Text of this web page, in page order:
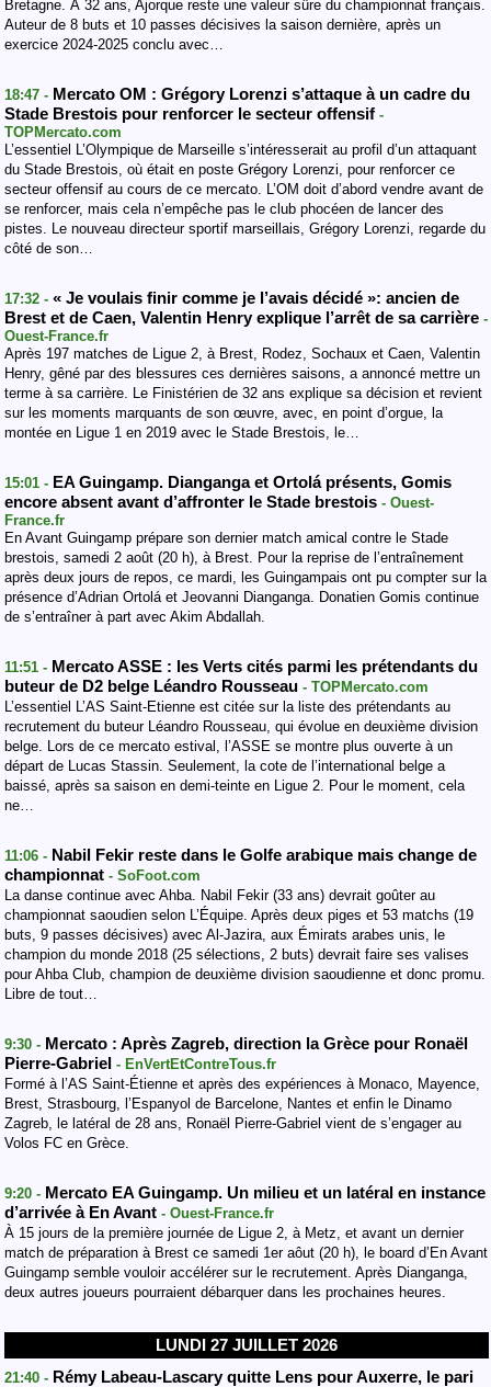
Bretagne. À 32 ans, Ajorque reste une valeur sûre du championnat français.
Auteur de 8 buts et 10 passes décisives la saison dernière, après un
exercice 2024-2025 conclu avec…
18:47 - Mercato OM : Grégory Lorenzi s’attaque à un cadre du
Stade Brestois pour renforcer le secteur offensif -
TOPMercato.com
L’essentiel L’Olympique de Marseille s’intéresserait au profil d’un attaquant
du Stade Brestois, où était en poste Grégory Lorenzi, pour renforcer ce
secteur offensif au cours de ce mercato. L’OM doit d’abord vendre avant de
se renforcer, mais cela n’empêche pas le club phocéen de lancer des
pistes. Le nouveau directeur sportif marseillais, Grégory Lorenzi, regarde du
côté de son…
17:32 - « Je voulais finir comme je l’avais décidé »: ancien de
Brest et de Caen, Valentin Henry explique l’arrêt de sa carrière -
Ouest-France.fr
Après 197 matches de Ligue 2, à Brest, Rodez, Sochaux et Caen, Valentin
Henry, gêné par des blessures ces dernières saisons, a annoncé mettre un
terme à sa carrière. Le Finistérien de 32 ans explique sa décision et revient
sur les moments marquants de son œuvre, avec, en point d’orgue, la
montée en Ligue 1 en 2019 avec le Stade Brestois, le…
15:01 - EA Guingamp. Dianganga et Ortolá présents, Gomis
encore absent avant d’affronter le Stade brestois - Ouest-
France.fr
En Avant Guingamp prépare son dernier match amical contre le Stade
brestois, samedi 2 août (20 h), à Brest. Pour la reprise de l’entraînement
après deux jours de repos, ce mardi, les Guingampais ont pu compter sur la
présence d’Adrian Ortolá et Jeovanni Dianganga. Donatien Gomis continue
de s’entraîner à part avec Akim Abdallah.
11:51 - Mercato ASSE : les Verts cités parmi les prétendants du
buteur de D2 belge Léandro Rousseau - TOPMercato.com
L’essentiel L’AS Saint-Etienne est citée sur la liste des prétendants au
recrutement du buteur Léandro Rousseau, qui évolue en deuxième division
belge. Lors de ce mercato estival, l’ASSE se montre plus ouverte à un
départ de Lucas Stassin. Seulement, la cote de l’international belge a
baissé, après sa saison en demi-teinte en Ligue 2. Pour le moment, cela
ne…
11:06 - Nabil Fekir reste dans le Golfe arabique mais change de
championnat - SoFoot.com
La danse continue avec Ahba. Nabil Fekir (33 ans) devrait goûter au
championnat saoudien selon L’Équipe. Après deux piges et 53 matchs (19
buts, 9 passes décisives) avec Al-Jazira, aux Émirats arabes unis, le
champion du monde 2018 (25 sélections, 2 buts) devrait faire ses valises
pour Ahba Club, champion de deuxième division saoudienne et donc promu.
Libre de tout…
9:30 - Mercato : Après Zagreb, direction la Grèce pour Ronaël
Pierre-Gabriel - EnVertEtContreTous.fr
Formé à l’AS Saint-Étienne et après des expériences à Monaco, Mayence,
Brest, Strasbourg, l’Espanyol de Barcelone, Nantes et enfin le Dinamo
Zagreb, le latéral de 28 ans, Ronaël Pierre-Gabriel vient de s’engager au
Volos FC en Grèce.
9:20 - Mercato EA Guingamp. Un milieu et un latéral en instance
d’arrivée à En Avant - Ouest-France.fr
À 15 jours de la première journée de Ligue 2, à Metz, et avant un dernier
match de préparation à Brest ce samedi 1er aôut (20 h), le board d’En Avant
Guingamp semble vouloir accélérer sur le recrutement. Après Dianganga,
deux autres joueurs pourraient débarquer dans les prochaines heures.
LUNDI 27 JUILLET 2026
21:40 - Rémy Labeau-Lascary quitte Lens pour Auxerre, le pari